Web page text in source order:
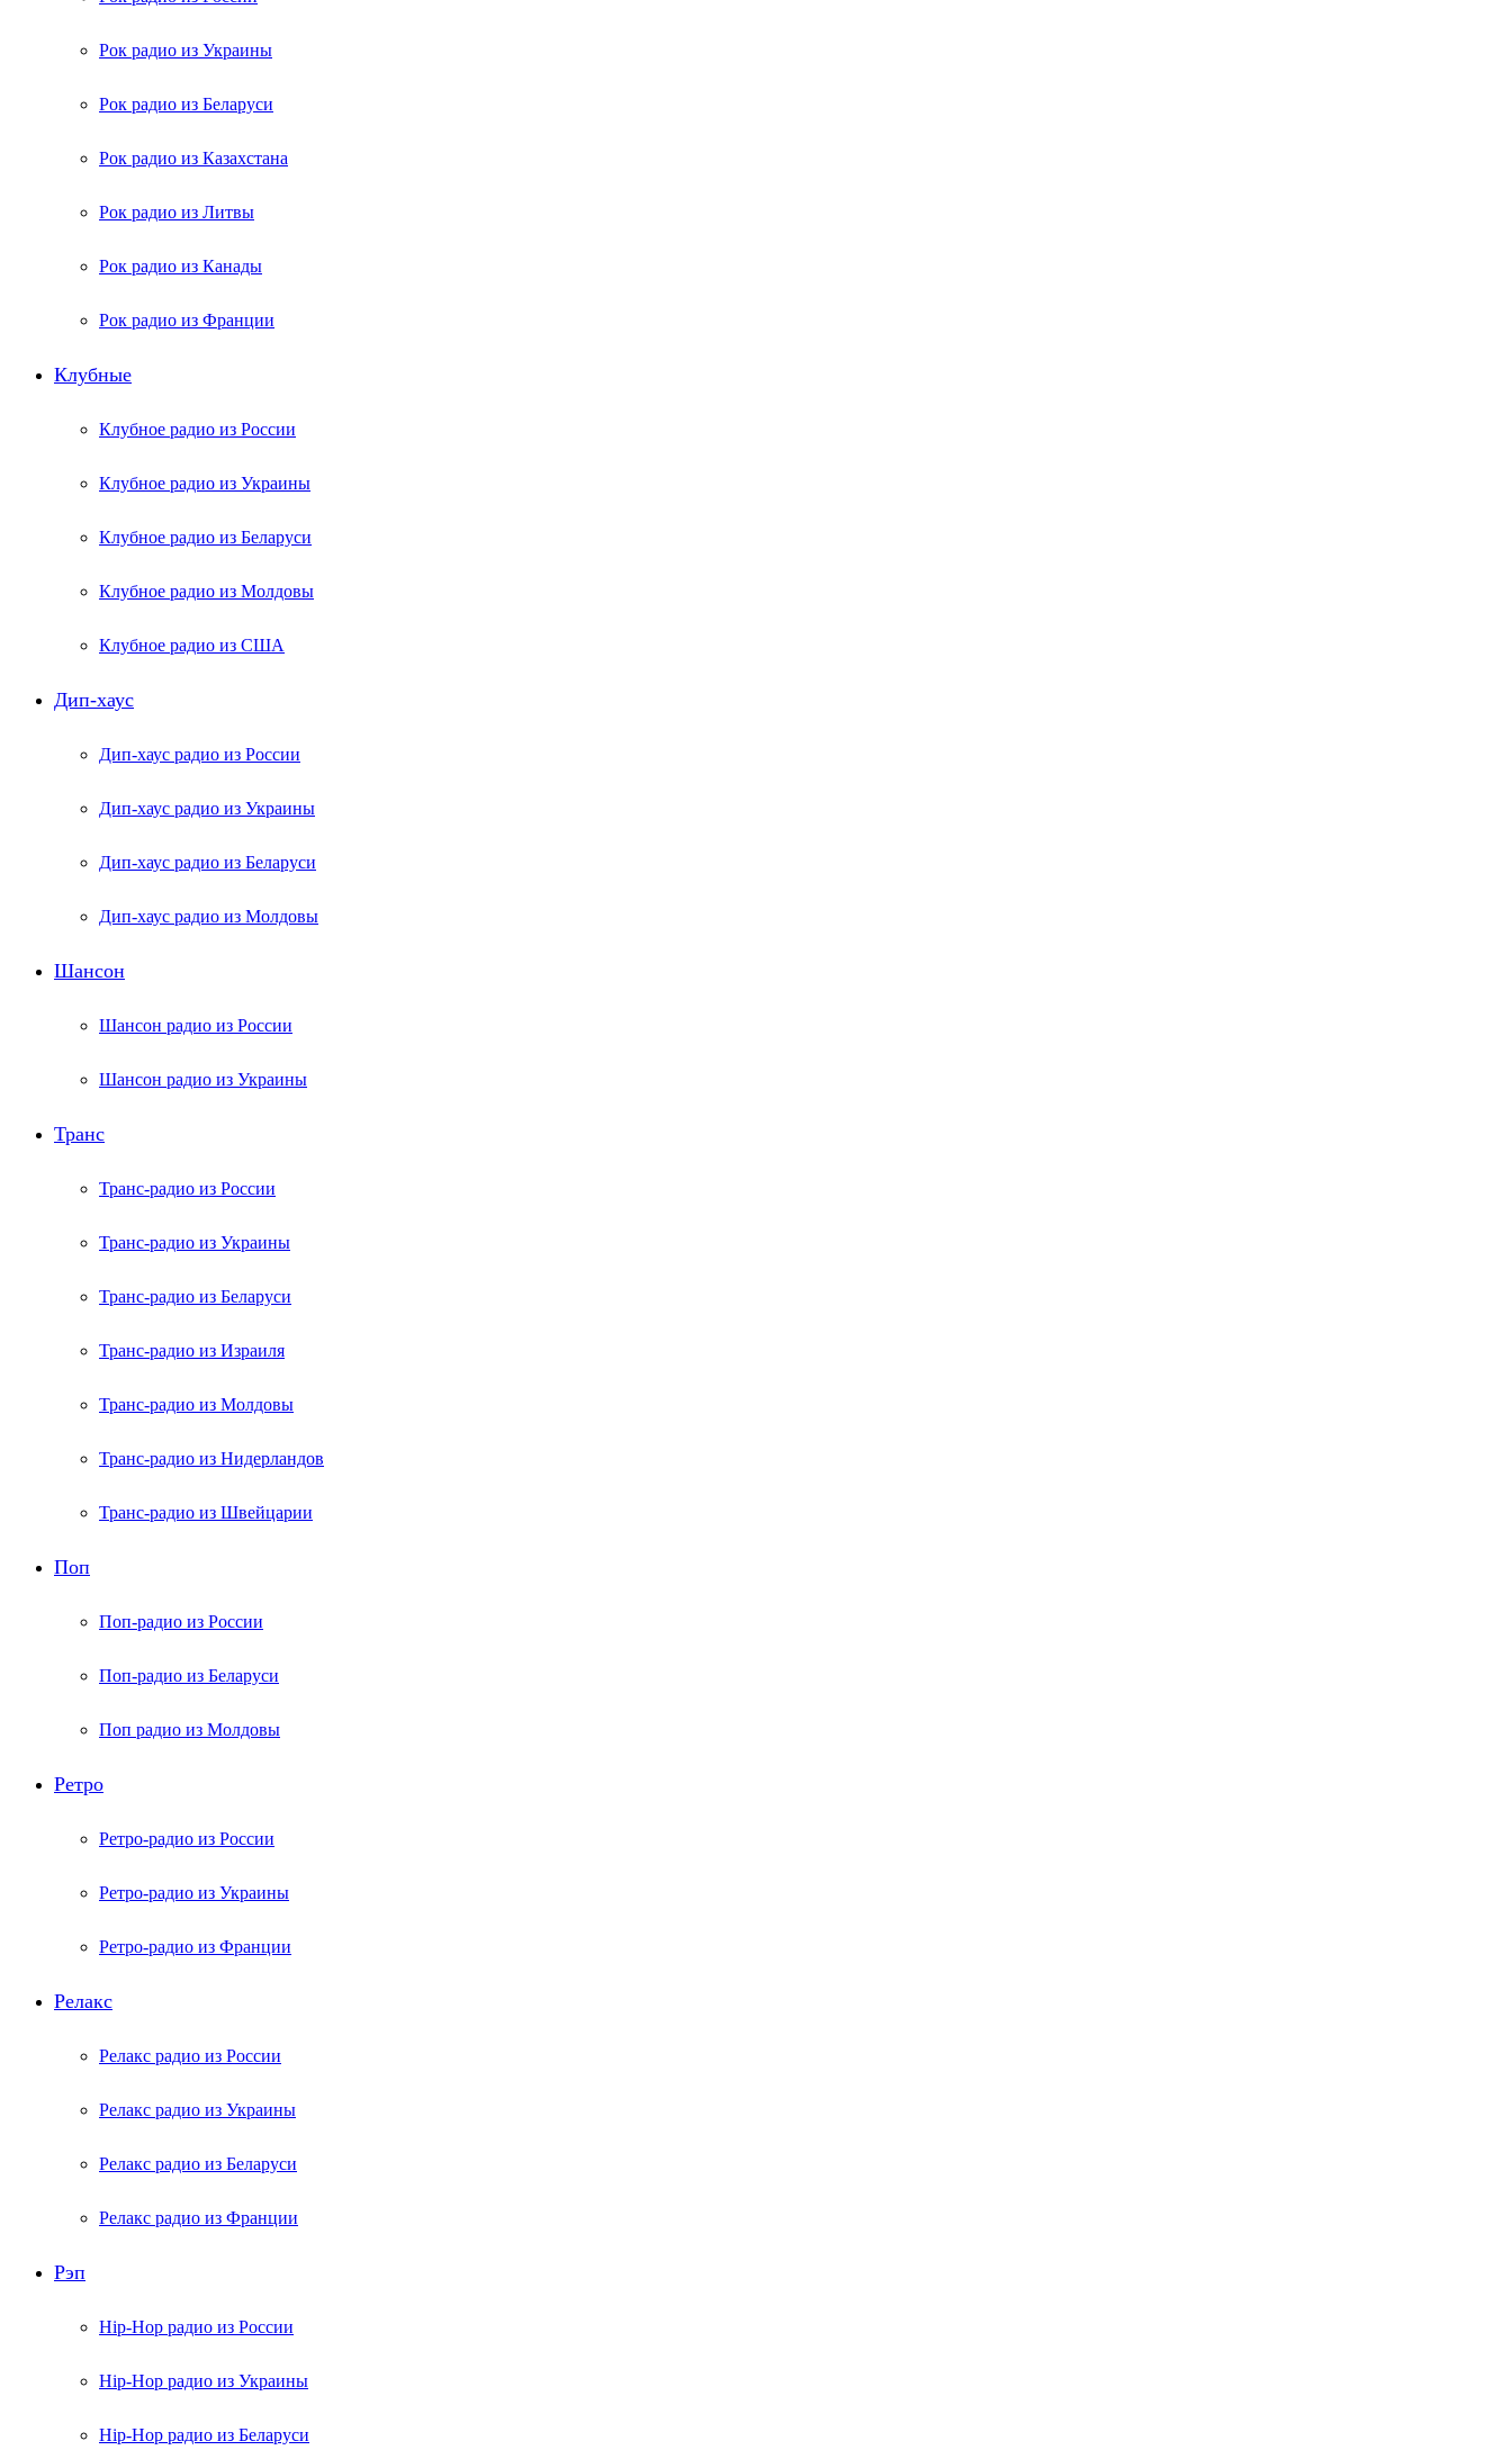
Рок радио из Украины
Рок радио из Беларуси
Рок радио из Казахстана
Рок радио из Литвы
Рок радио из Канады
Рок радио из Франции
Клубные
Клубное радио из России
Клубное радио из Украины
Клубное радио из Беларуси
Клубное радио из Молдовы
Клубное радио из США
Дип-хаус
Дип-хаус радио из России
Дип-хаус радио из Украины
Дип-хаус радио из Беларуси
Дип-хаус радио из Молдовы
Шансон
Шансон радио из России
Шансон радио из Украины
Транс
Транс-радио из России
Транс-радио из Украины
Транс-радио из Беларуси
Транс-радио из Израиля
Транс-радио из Молдовы
Транс-радио из Нидерландов
Транс-радио из Швейцарии
Поп
Поп-радио из России
Поп-радио из Беларуси
Поп радио из Молдовы
Ретро
Ретро-радио из России
Ретро-радио из Украины
Ретро-радио из Франции
Релакс
Релакс радио из России
Релакс радио из Украины
Релакс радио из Беларуси
Релакс радио из Франции
Рэп
Hip-Hop радио из России
Hip-Hop радио из Украины
Hip-Hop радио из Беларуси